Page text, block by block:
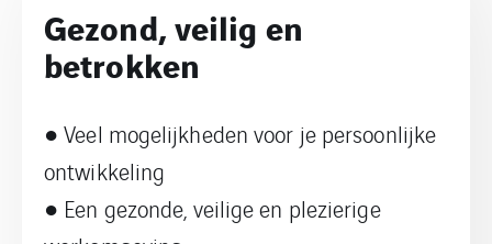
Gezond, veilig en
betrokken
● Veel mogelijkheden voor je persoonlijke
ontwikkeling
● Een gezonde, veilige en plezierige